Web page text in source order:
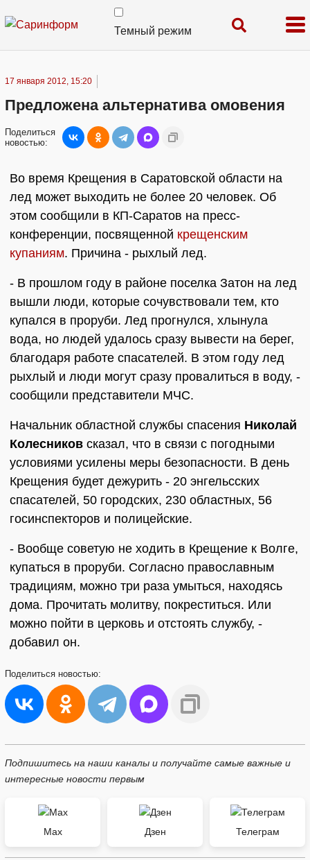
Темный режим
17 января 2012, 15:20
Предложена альтернатива омовения
Поделиться
новостью:
Во время Крещения в Саратовской области на
лед может выходить не более 20 человек. Об
этом сообщили в КП-Саратов на пресс-
конференции, посвященной крещенским
купаниям. Причина - рыхлый лед.
- В прошлом году в районе поселка Затон на лед
вышли люди, которые сочувствовали тем, кто
купался в проруби. Лед прогнулся, хлынула
вода, но людей удалось сразу вывести на берег,
благодаря работе спасателей. В этом году лед
рыхлый и люди могут сразу провалиться в воду, -
сообщили представители МЧС.
Начальник областной службы спасения Николай
Колесников сказал, что в связи с погодными
условиями усилены меры безопасности. В день
Крещения будет дежурить - 20 энгельсских
спасателей, 50 городских, 230 областных, 56
госинспекторов и полицейские.
- Вообще советую не ходить в Крещение к Волге,
купаться в проруби. Согласно православным
традициям, можно три раза умыться, находясь
дома. Прочитать молитву, покреститься. Или
можно пойти в церковь и отстоять службу, -
добавил он.
Поделиться новостью:
Подпишитесь на наши каналы и получайте самые важные и
интересные новости первым
Max Дзен Телеграм